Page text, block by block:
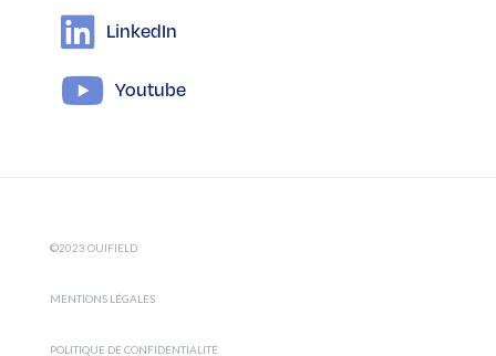
LinkedIn
Youtube
©2023 OUIFIELD
MENTIONS LÉGALES
POLITIQUE DE CONFIDENTIALITÉ